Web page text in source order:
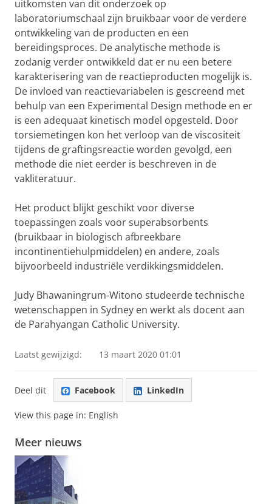
uitkomsten van dit onderzoek op
laboratoriumschaal zijn bruikbaar voor de verdere
ontwikkeling van de producten en een
bereidingsproces. De analytische methode is
zodanig verder ontwikkeld dat er nu een betere
karakterisering van de reactieproducten mogelijk is.
De invloed van reactievariabelen is gescreend met
behulp van een Experimental Design methode en er
is een adequaat kinetisch model opgesteld. Door
torsiemetingen kon het verloop van de viscositeit
tijdens de graftingsreactie worden gevolgd, een
methode die niet eerder is beschreven in de
vakliteratuur.
Het product blijkt geschikt voor diverse
toepassingen zoals voor superabsorbents
(bruikbaar in biologisch afbreekbare
incontinentiehulpmiddelen) en andere, zoals
bijvoorbeeld industriële verdikkingsmiddelen.
Judy Bhawaningrum-Witono studeerde technische
wetenschappen in Sydney en werkt als docent aan
de Parahyangan Catholic University.
Laatst gewijzigd: 13 maart 2020 01:01
Deel dit Facebook LinkedIn
View this page in: English
Meer nieuws